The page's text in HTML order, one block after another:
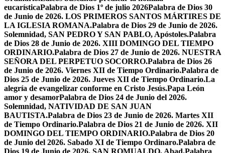
eucarísticaPalabra de Dios 1º de julio 2026Palabra de Dios 30
de Junio de 2026. LOS PRIMEROS SANTOS MÁRTIRES DE
LA IGLESIA ROMANA.Palabra de Dios 29 de Junio de 2026.
Solemnidad, SAN PEDRO Y SAN PABLO, Apóstoles.Palabra
de Dios 28 de Junio de 2026. XIII DOMINGO DEL TIEMPO
ORDINARIO.Palabra de Dios 27 de Junio de 2026. NUESTRA
SEÑORA DEL PERPETUO SOCORRO.Palabra de Dios 26
de Junio de 2026. Viernes XII de Tiempo Ordinario.Palabra de
Dios 25 de Junio de 2026. Jueves XII de Tiempo Ordinario.La
alegría de evangelizar conforme en Cristo Jesús.Papa León
amor y desamorPalabra de Dios 24 de Junio del 2026.
Solemnidad, NATIVIDAD DE SAN JUAN
BAUTISTA.Palabra de Dios 23 de Junio de 2026. Martes XII
de Tiempo Ordinario.Palabra de Dios 21 de Junio de 2026. XII
DOMINGO DEL TIEMPO ORDINARIO.Palabra de Dios 20
de Junio del 2026. Sabado XI de Tiempo Ordinaro.Palabra de